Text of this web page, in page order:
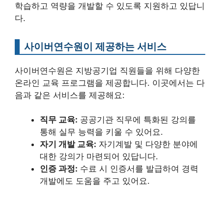
학습하고 역량을 개발할 수 있도록 지원하고 있답니
다.
사이버연수원이 제공하는 서비스
사이버연수원은 지방공기업 직원들을 위해 다양한
온라인 교육 프로그램을 제공합니다. 이곳에서는 다
음과 같은 서비스를 제공해요:
직무 교육: 공공기관 직무에 특화된 강의를
통해 실무 능력을 키울 수 있어요.
자기 개발 교육: 자기계발 및 다양한 분야에
대한 강의가 마련되어 있답니다.
인증 과정: 수료 시 인증서를 발급하여 경력
개발에도 도움을 주고 있어요.